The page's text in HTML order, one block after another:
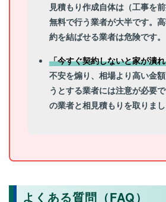
見積もり作成自体は（工事を前
無料で行う業者が大半です。
約を結ばせる業者は危険です。
「今すぐ契約しないと家が潰
不安を煽り、相場より高い金
うとする業者には注意が必要
の業者と相見積もりを取りまし
よくある質問（FAQ）